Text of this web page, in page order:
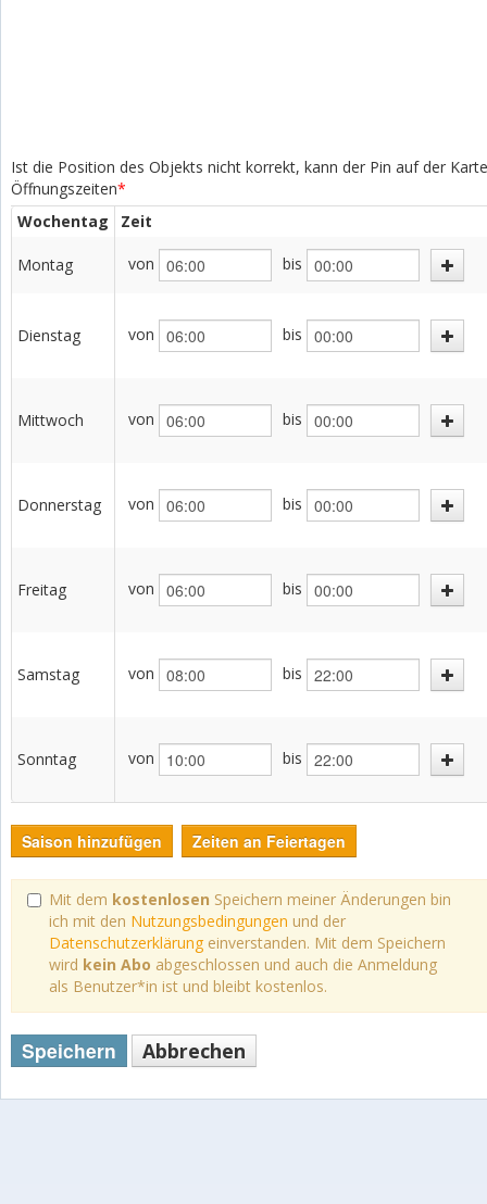
Ist die Position des Objekts nicht korrekt, kann der Pin auf der
Öffnungszeiten*
Wochentag
Zeit
Montag von bis
Dienstag von bis
Mittwoch von bis
Donnerstag von bis
Freitag von bis
Samstag von bis
Sonntag von bis
Saison hinzufügen Zeiten an Feiertagen
Mit dem kostenlosen Speichern meiner Änderungen bin
ich mit den Nutzungsbedingungen und der
Datenschutzerklärungeinverstanden. Mit dem Speichern
wird kein Abo abgeschlossen und auch die Anmeldung
als Benutzer*in ist und bleibt kostenlos.
Speichern Abbrechen